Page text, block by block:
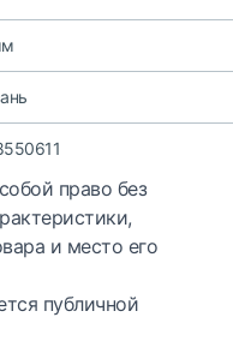
право без
и место его
публичной